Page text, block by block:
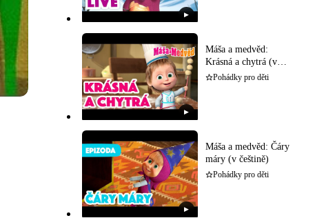
▶
▶
Máša a medvěd:
Krásná a chytrá (v
češtině)
Pohádky pro děti
▶
Máša a medvěd: Čáry
máry (v češtině)
Pohádky pro děti